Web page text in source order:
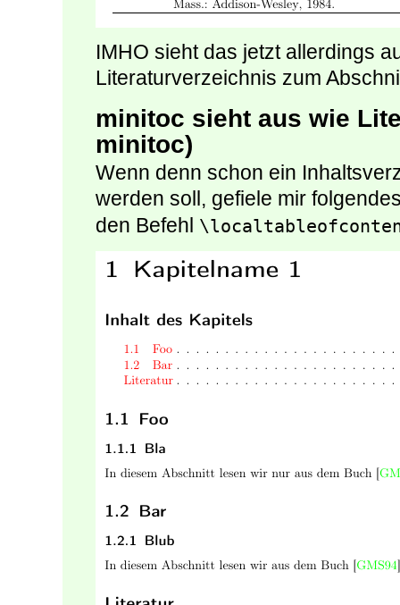
IMHO sieht das jetzt allerdings
Literaturverzeichnis zum
minitoc sieht aus wie
minitoc)
Wenn denn schon ein
werden soll, gefiele mir
den Befehl